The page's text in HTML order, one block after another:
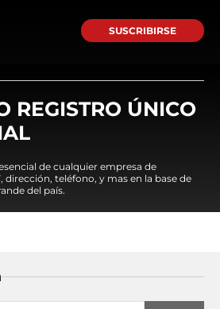
SUSCRIBIRSE
REGISTRO ÚNICO
de cualquier empresa de
dirección, teléfono, y mas en la base de
del país.